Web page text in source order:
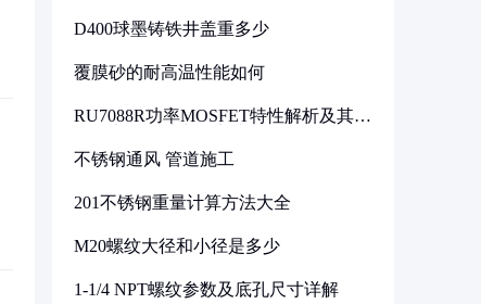
D400球墨铸铁井盖重多少
覆膜砂的耐高温性能如何
RU7088R功率MOSFET特性解析及其在
不锈钢通风 管道施工
201不锈钢重量计算方法大全
M20螺纹大径和小径是多少
1-1/4 NPT螺纹参数及底孔尺寸详解